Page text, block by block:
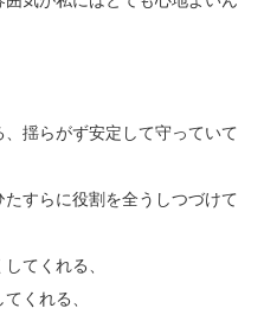
揺らがず安定して守っていて
すらに役割を全うしつづけて
てくれる、
くれる、